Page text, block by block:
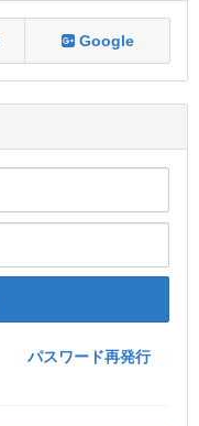
Google
パスワード再発行